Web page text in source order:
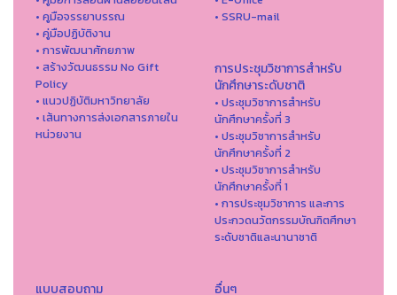
• คูมือจรรยาบรรณ
• คู่มือปฏิบัติงาน
• การพัฒนาศักยภาพ
• สร้างวัฒนธรรม No Gift
Policy
• แนวปฏิบัติมหาวิทยาลัย
• เส้นทางการส่งเอกสารภายใน
หน่วยงาน
• SSRU-mail
การประชุมวิชาการสำหรับ
นักศึกษาระดับชาติ
• ประชุมวิชาการสำหรับ
นักศึกษาครั้งที่ 3
• ประชุมวิชาการสำหรับ
นักศึกษาครั้งที่ 2
• ประชุมวิชาการสำหรับ
นักศึกษาครั้งที่ 1
• การประชุมวิชาการ และการ
ประกวดนวัตกรรมบัณฑิตศึกษา
ระดับชาติและนานาชาติ
แบบสอบถาม อื่นๆ